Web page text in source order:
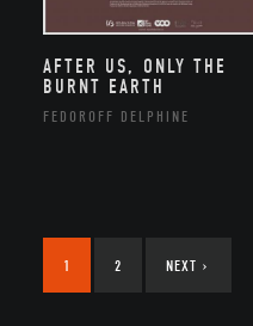
AFTER US, ONLY THE
BURNT EARTH
FEDOROFF DELPHINE
1 2 NEXT ›